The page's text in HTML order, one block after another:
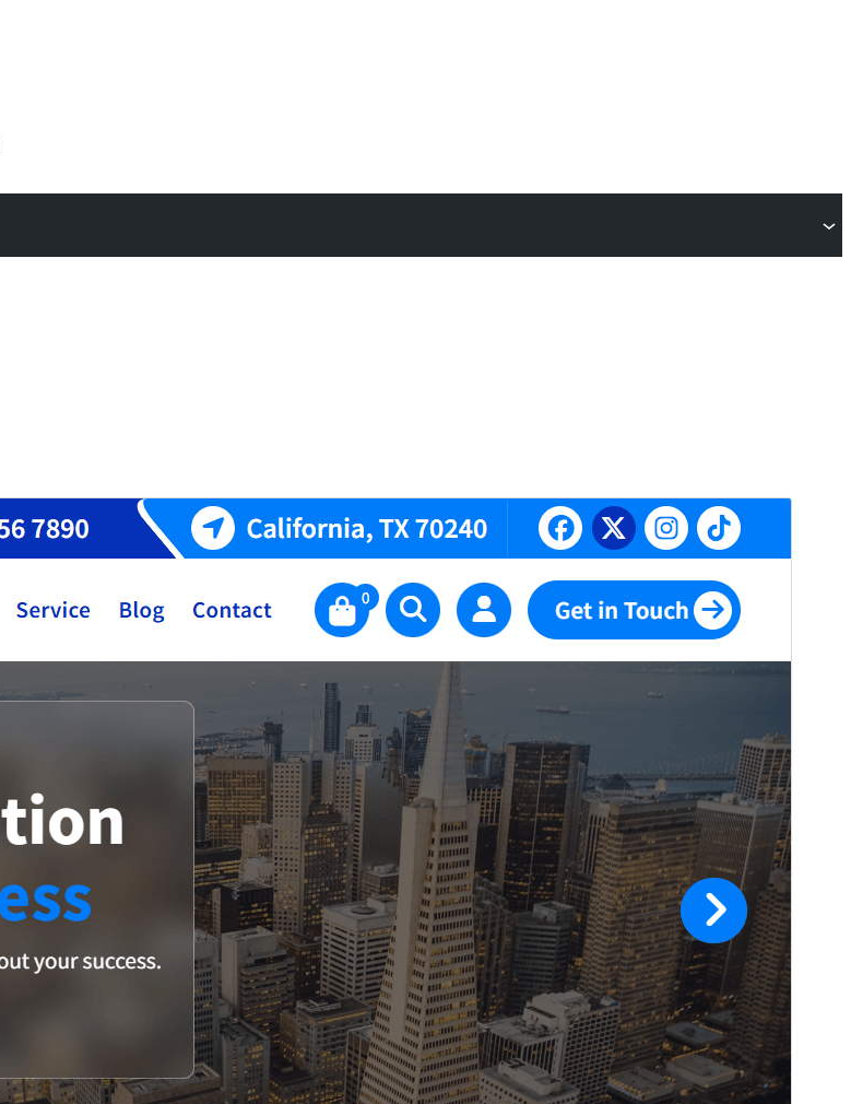
Бул Abizүчүн кичи-темасы.
Акыркы өзгөртүүлөр
Активдүү орнотуулар
PHP нускасы
Теманын башкы бети